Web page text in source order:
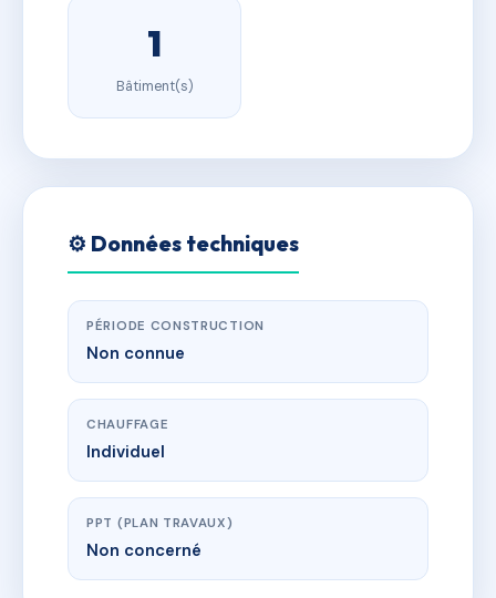
1
Bâtiment(s)
⚙️ Données techniques
PÉRIODE CONSTRUCTION
Non connue
CHAUFFAGE
Individuel
PPT (PLAN TRAVAUX)
Non concerné